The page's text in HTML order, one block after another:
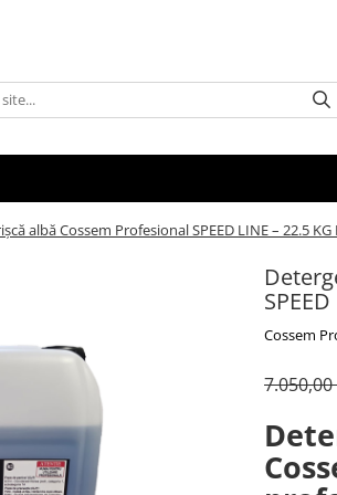
albă Cossem Profesional SPEED LINE – 22.5 KG
Cossem
7.050,00